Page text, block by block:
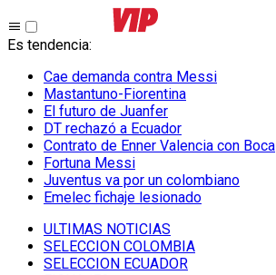
Es tendencia:
Cae demanda contra Messi
Mastantuno-Fiorentina
El futuro de Juanfer
DT rechazó a Ecuador
Contrato de Enner Valencia con Boca
Fortuna Messi
Juventus va por un colombiano
Emelec fichaje lesionado
ULTIMAS NOTICIAS
SELECCION COLOMBIA
SELECCION ECUADOR